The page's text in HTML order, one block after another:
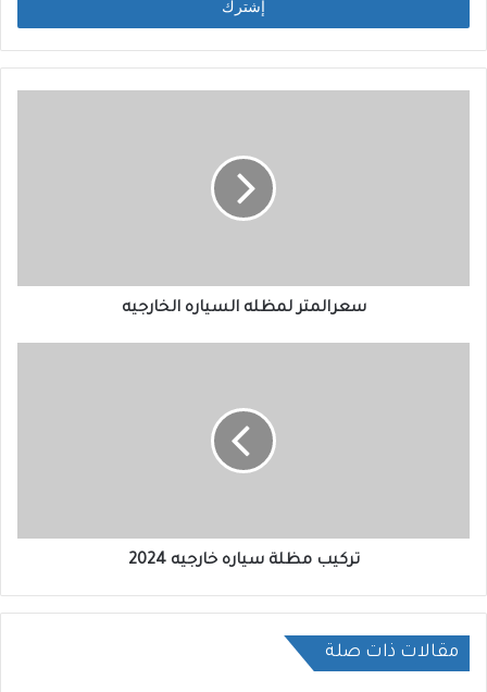
سعرالمتر لمظله السياره الخارجيه
تركيب مظلة سياره خارجيه 2024
مقالات ذات صلة